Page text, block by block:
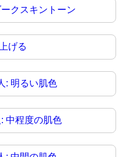
クスキントーン
げる
: 明るい肌色
中程度の肌色